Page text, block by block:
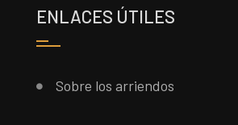
ENLACES ÚTILES
Sobre los arriendos